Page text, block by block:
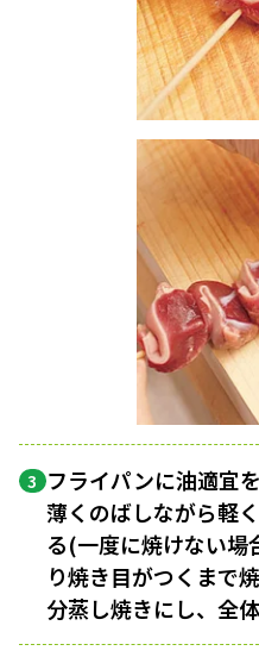
3 フライパンに油適宜
薄くのばしながら軽
る(一度に焼けない場
り焼き目がつくまで
分蒸し焼きにし、全体